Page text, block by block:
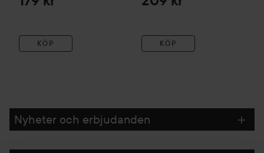
KÖP KÖP
Nyheter och erbjudanden